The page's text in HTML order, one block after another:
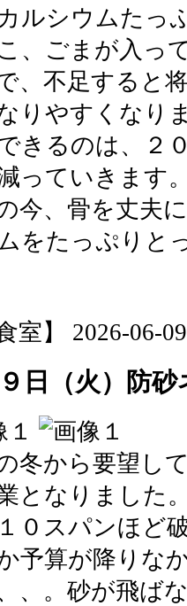
ルシウムたっ
、ごまが入っ
、不足すると
りやすくなり
きるのは、２
っていきます
今、骨を丈夫
をたっぷりと
室】 2026-06-
日（火）防
冬から要望し
となりました
０スパンほど
予算が降りな
、。砂が飛ば